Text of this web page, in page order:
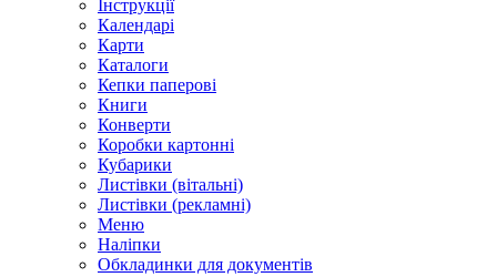
Інструкції
Календарі
Карти
Каталоги
Кепки паперові
Книги
Конверти
Коробки картонні
Кубарики
Листівки (вітальні)
Листівки (рекламні)
Меню
Наліпки
Обкладинки для документів